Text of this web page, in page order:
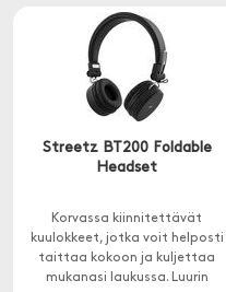
Streetz BT200 Foldable
Headset
Korvassa kiinnitettävät
kuulokkeet, jotka voit helposti
taittaa kokoon ja kuljettaa
mukanasi laukussa. Luurin